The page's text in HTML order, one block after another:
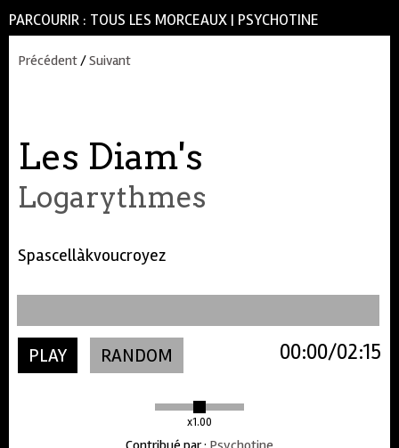
PARCOURIR : TOUS LES MORCEAUX | PSYCHOTINE
Précédent/Suivant
Les Diam's
Logarythmes
Spascellàkvoucroyez
PLAY RANDOM
x1.00
02:15
00:00